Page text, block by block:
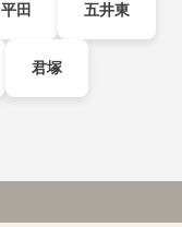
平田 五井東
君塚